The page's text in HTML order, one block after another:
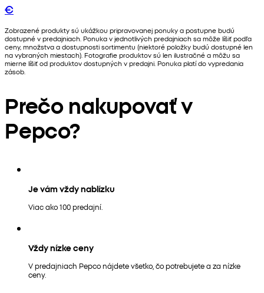
€
Zobrazené produkty sú ukážkou pripravovanej ponuky a postupne budú
dostupné v predajniach. Ponuka v jednotlivých predajniach sa môže líšiť podľa
ceny, množstva a dostupnosti sortimentu (niektoré položky budú dostupné len
na vybraných miestach). Fotografie produktov sú len ilustračné a môžu sa
mierne líšiť od produktov dostupných v predajni. Ponuka platí do vypredania
zásob.
Prečo nakupovať v
Pepco?
Je vám vždy nablízku
Viac ako 100 predajní.
Vždy nízke ceny
V predajniach Pepco nájdete všetko, čo potrebujete a za nízke
ceny.